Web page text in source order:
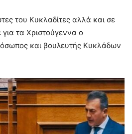
του Κυκλαδίτες αλλά και σε
τα Χριστούγεννα ο
και βουλευτής Κυκλάδων